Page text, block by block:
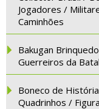
Jogadores /
Caminhões
Bakugan
Guerreiros da
Boneco de
Quadrinhos /